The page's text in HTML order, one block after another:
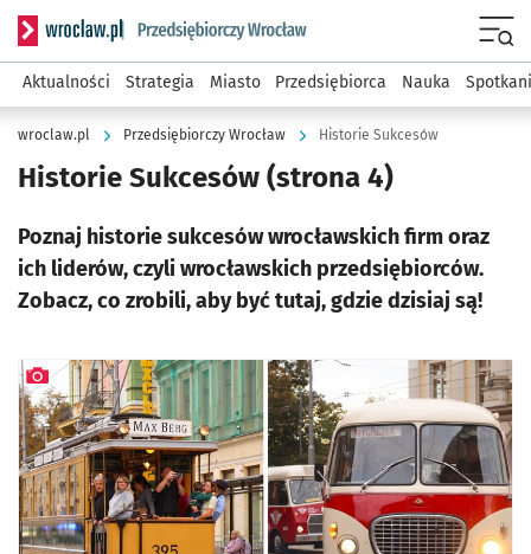
Serwis informacyjny wroclaw.pl podserwis: Strategia
Aktualności Strategia Miasto Przedsiębiorca Nauka
wroclaw.pl Przedsiębiorczy Wrocław Historie Sukcesów
Historie Sukcesów (strona 4)
Poznaj historie sukcesów wrocławskich firm oraz
ich liderów, czyli wrocławskich przedsiębiorców.
Zobacz, co zrobili, aby być tutaj, gdzie dzisiaj są!